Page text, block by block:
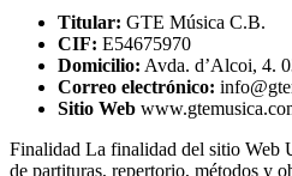
Titular: GTE Música C.B.
CIF: E54675970
Domicilio: Avda. d’Alcoi, 4.
Correo electrónico:
Sitio Web
Finalidad La finalidad del sitio Web
de partituras, repertorio, métodos y